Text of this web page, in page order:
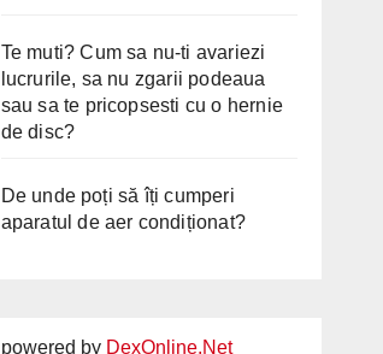
Te muti? Cum sa nu-ti avariezi
lucrurile, sa nu zgarii podeaua
sau sa te pricopsesti cu o hernie
de disc?
De unde poți să îți cumperi
aparatul de aer condiționat?
powered by DexOnline.Net